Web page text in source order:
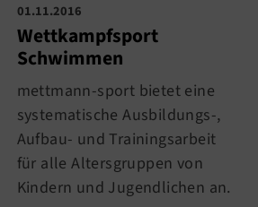
01.11.2016
Wettkampfsport
Schwimmen
mettmann-sport bietet eine
systematische Ausbildungs-,
Aufbau- und Trainingsarbeit
für alle Altersgruppen von
Kindern und Jugendlichen an.